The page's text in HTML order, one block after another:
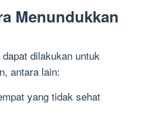
Menundukkan
dilakukan untuk
antara lain:
yang tidak sehat